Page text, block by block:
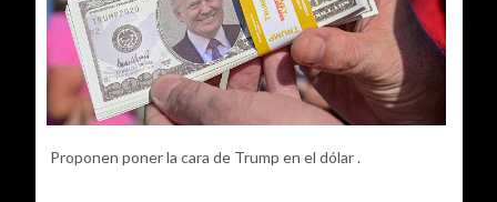
Proponen poner la cara de Trump en el dólar .